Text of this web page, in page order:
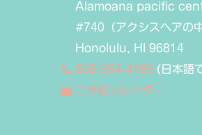
Alamoana pacific
#740（アクシスヘアの中
Honolulu, HI 96814
808-554-4185 (日本語
ご予約カレンダー